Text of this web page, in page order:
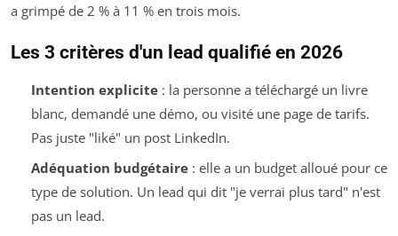
a grimpé de 2 % à 11 % en trois mois.
Les 3 critères d'un lead qualifié en 2026
Intention explicite: la personne a téléchargé un livre
blanc, demandé une démo, ou visité une page de tarifs.
Pas juste "liké" un post LinkedIn.
Adéquation budgétaire: elle a un budget alloué pour ce
type de solution. Un lead qui dit "je verrai plus tard" n'est
pas un lead.